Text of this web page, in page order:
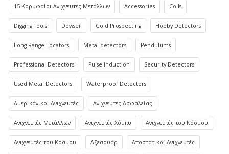
15 Κορυφαίοι Ανιχνευτές Μετάλλων Accessories Coils
Digging Tools Dowser Gold Prospecting Hobby Detectors
Long Range Locators Metal detectors Pendulums
Professional Detectors Pulse Induction Security Detectors
Used Metal Detectors Waterproof Detectors
Αμερικάνικοι Ανιχνευτές Ανιχνευτές Ασφαλείας
Ανιχνευτές Μετάλλων Ανιχνευτές Χόμπυ Ανιχνευτές του Κόσμου
Ανιχνευτές του Κόσμου Αξεσουάρ Αποστατικοί Ανιχνευτές